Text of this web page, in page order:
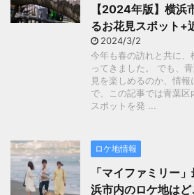
【2024年版】横浜
るお花見スポット+
2024/3/2
今年も春の訪れと共に
ってきました。 でも、
見を楽しめるのか、情
で、この記事では青葉
スポットを発 ...
ロケ地情報
「マイファミリー
浜市内のロケ地は